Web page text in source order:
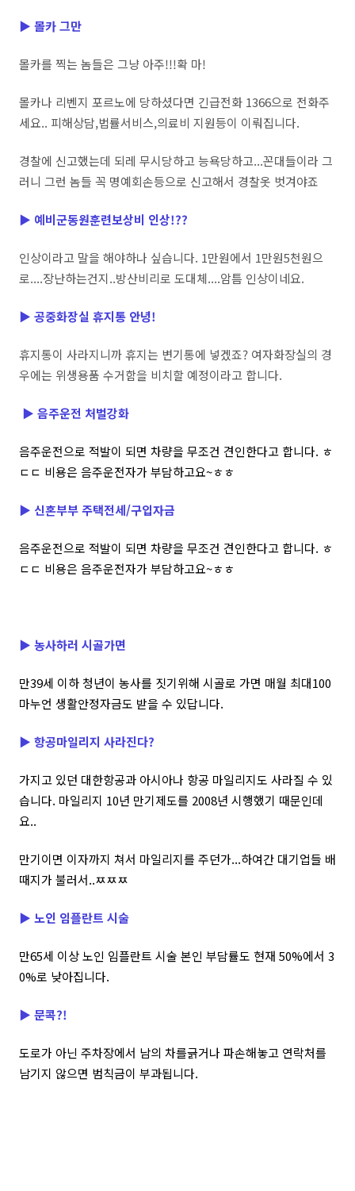
▶ 몰카 그만
몰카를 찍는 놈들은 그냥 아주!!!확 마!
몰카나 리벤지 포르노에 당하셨다면 긴급전화 1366으로 전화주
세요.. 피해상담,법률서비스,의료비 지원등이 이뤄집니다.
경찰에 신고했는데 되레 무시당하고 능욕당하고...꼰대들이라 그
러니 그런 놈들 꼭 명예회손등으로 신고해서 경찰옷 벗겨야죠
▶ 예비군동원훈련보상비 인상!??
인상이라고 말을 해야하나 싶습니다. 1만원에서 1만원5천원으
로....장난하는건지..방산비리로 도대체....암틈 인상이네요.
▶ 공중화장실 휴지통 안녕!
휴지통이 사라지니까 휴지는 변기통에 넣겠죠? 여자화장실의 경
우에는 위생용품 수거함을 비치할 예정이라고 합니다.
▶ 음주운전 처벌강화
음주운전으로 적발이 되면 차량을 무조건 견인한다고 합니다. ㅎ
ㄷㄷ 비용은 음주운전자가 부담하고요~ㅎㅎ
▶ 신혼부부 주택전세/구입자금
음주운전으로 적발이 되면 차량을 무조건 견인한다고 합니다. ㅎ
ㄷㄷ 비용은 음주운전자가 부담하고요~ㅎㅎ
▶ 농사하러 시골가면
만39세 이하 청년이 농사를 짓기위해 시골로 가면 매월 최대100
마누언 생활안정자금도 받을 수 있답니다.
▶ 항공마일리지 사라진다?
가지고 있던 대한항공과 아시아나 항공 마일리지도 사라질 수 있
습니다. 마일리지 10년 만기제도를 2008년 시행했기 때문인데
요..
만기이면 이자까지 쳐서 마일리지를 주던가...하여간 대기업들 배
때지가 불러서..ㅉㅉㅉ
▶ 노인 임플란트 시술
만65세 이상 노인 임플란트 시술 본인 부담률도 현재 50%에서 3
0%로 낮아집니다.
▶ 문콕?!
도로가 아닌 주차장에서 남의 차를긁거나 파손해놓고 연락처를
남기지 않으면 범칙금이 부과됩니다.